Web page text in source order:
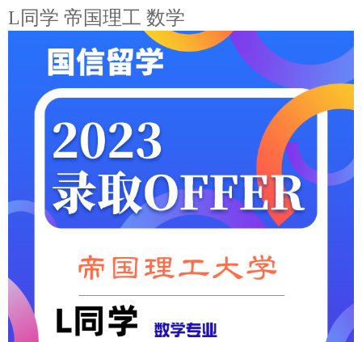
L同学 帝国理工 数学